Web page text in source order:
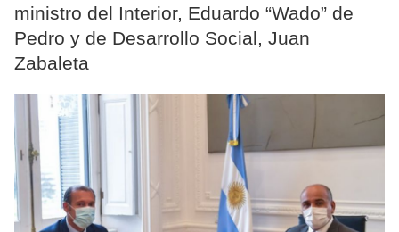
ministro del Interior, Eduardo “Wado” de
Pedro y de Desarrollo Social, Juan
Zabaleta